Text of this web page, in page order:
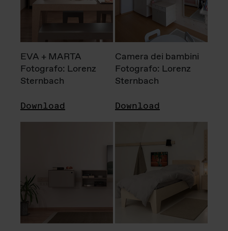
EVA + MARTA
Fotografo: Lorenz
Sternbach
Download
Camera dei bambini
Fotografo: Lorenz
Sternbach
Download